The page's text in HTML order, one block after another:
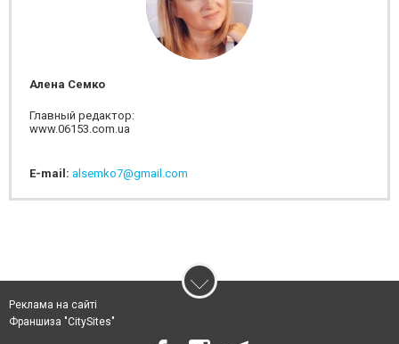
Алена Семко
Главный редактор:
www.06153.com.ua
E-mail: alsemko7@gmail.com
Реклама на сайті
Франшиза "CitySites"